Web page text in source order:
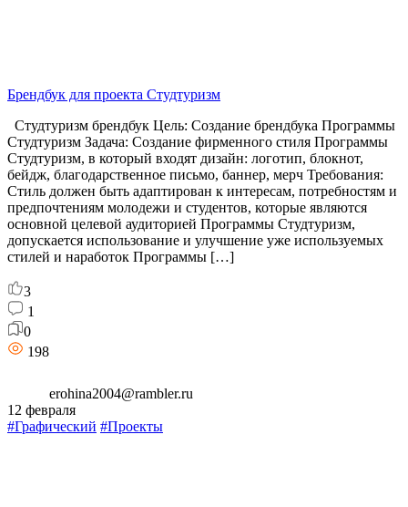
Брендбук для проекта Студтуризм
Студтуризм брендбук Цель: Создание брендбука Программы
Студтуризм Задача: Создание фирменного стиля Программы
Студтуризм, в который входят дизайн: логотип, блокнот,
бейдж, благодарственное письмо, баннер, мерч Требования:
Стиль должен быть адаптирован к интересам, потребностям и
предпочтениям молодежи и студентов, которые являются
основной целевой аудиторией Программы Студтуризм,
допускается использование и улучшение уже используемых
стилей и наработок Программы […]
3
1
0
198
erohina2004@rambler.ru
12 февраля
#Графический #Проекты